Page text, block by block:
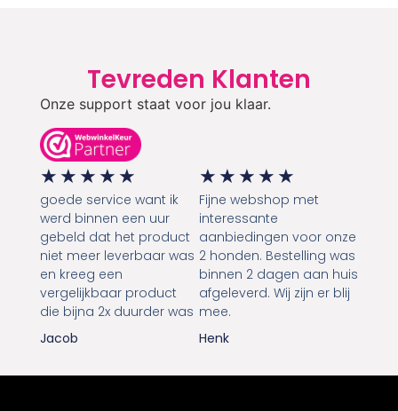
Tevreden Klanten
Onze support staat voor jou klaar.
★ ★ ★ ★ ★
goede service want ik
werd binnen een uur
gebeld dat het product
niet meer leverbaar was
en kreeg een
vergelijkbaar product
die bijna 2x duurder was
Jacob
★ ★ ★ ★ ★
Fijne webshop met
interessante
aanbiedingen voor onze
2 honden. Bestelling was
binnen 2 dagen aan huis
afgeleverd. Wij zijn er blij
mee.
Henk